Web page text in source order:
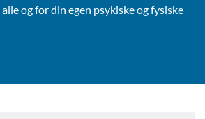
og for din egen psykiske og fysiske